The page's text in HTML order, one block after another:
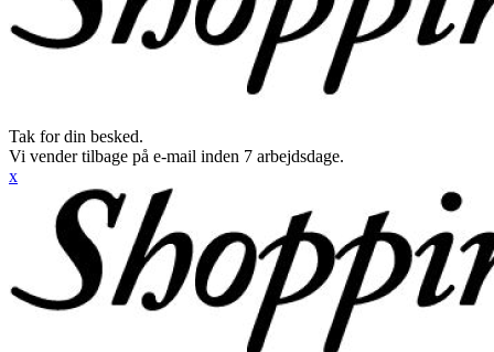
Tak for din besked.
Vi vender tilbage på e-mail inden 7 arbejdsdage.
x